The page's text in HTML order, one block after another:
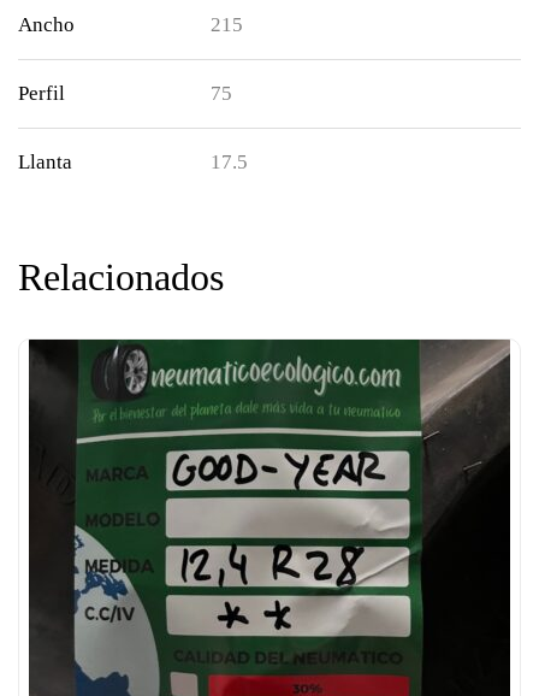
Ancho 215
Perfil 75
Llanta 17.5
Relacionados